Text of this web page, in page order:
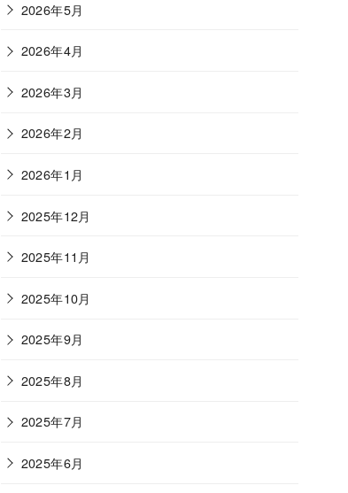
2026年5月
2026年4月
2026年3月
2026年2月
2026年1月
2025年12月
2025年11月
2025年10月
2025年9月
2025年8月
2025年7月
2025年6月